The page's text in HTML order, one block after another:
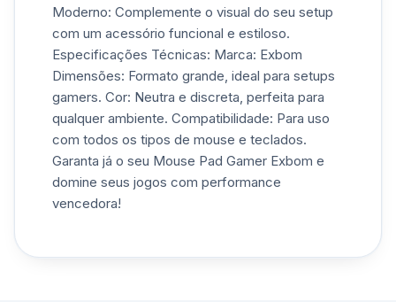
Moderno: Complemente o visual do seu setup
com um acessório funcional e estiloso.
Especificações Técnicas: Marca: Exbom
Dimensões: Formato grande, ideal para setups
gamers. Cor: Neutra e discreta, perfeita para
qualquer ambiente. Compatibilidade: Para uso
com todos os tipos de mouse e teclados.
Garanta já o seu Mouse Pad Gamer Exbom e
domine seus jogos com performance
vencedora!